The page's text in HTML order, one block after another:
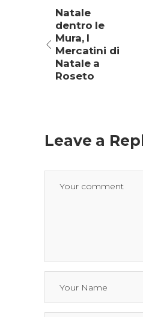
Natale
dentro le
Mura, I
Mercatini di
Natale a
Roseto
Leave a